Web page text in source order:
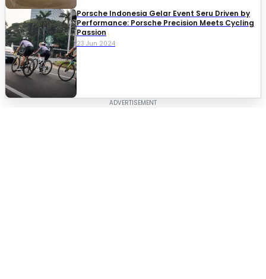
Porsche Indonesia Gelar Event Seru Driven by
Performance: Porsche Precision Meets Cycling
Passion
23 Jun 2024